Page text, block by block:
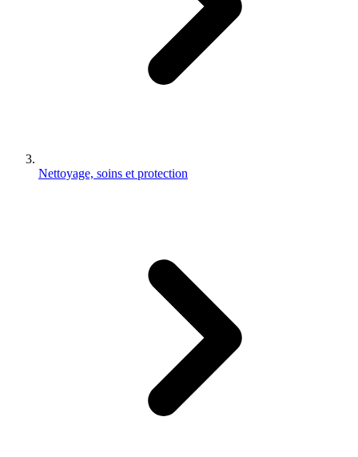
Nettoyage, soins et protection